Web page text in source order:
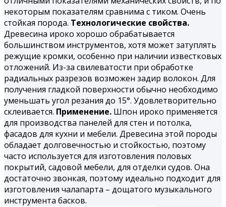
некоторым показателям сравнима с тиком. Очень
стойкая порода. Технологические свойства.
Древесина ироко хорошо обрабатывается
большинством инструментов, хотя может затуплять
режущие кромки, особенно при наличии известковых
отложений. Из-за свилеватости при обработке
радиальных разрезов возможен задир волокон. Для
получения гладкой поверхности обычно необходимо
уменьшать угол резания до 15°. Удовлетворительно
склеивается. Применение. Шпон ироко применяется
для производства панелей для стен и потолка,
фасадов для кухни и мебели. Древесина этой породы
обладает долговечностью и стойкостью, поэтому
часто используется для изготовления половых
покрытий, садовой мебели, для отделки судов. Она
достаточно звонкая, поэтому идеально подходит для
изготовления чалапарта – дощатого музыкального
инструмента басков.